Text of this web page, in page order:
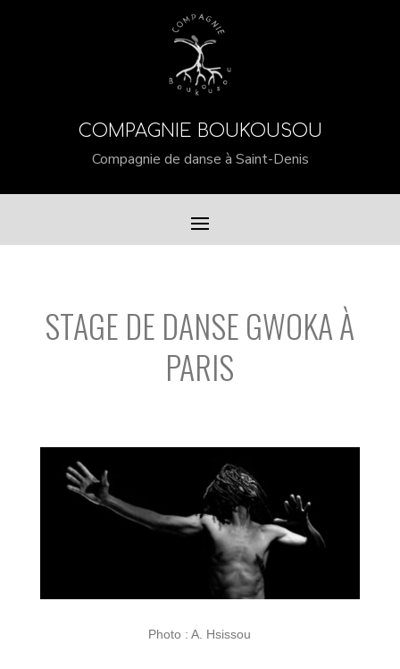
COMPAGNIE BOUKOUSOU
Compagnie de danse à Saint-Denis
STAGE DE DANSE GWOKA À
PARIS
Photo : A. Hsissou